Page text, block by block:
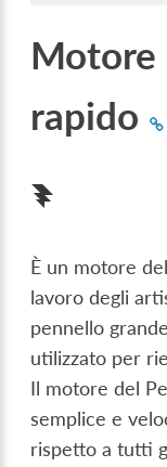
Motore
rapido
È un motore
lavoro degli
pennello
utilizzato per
Il motore del
semplice e
rispetto a tutti